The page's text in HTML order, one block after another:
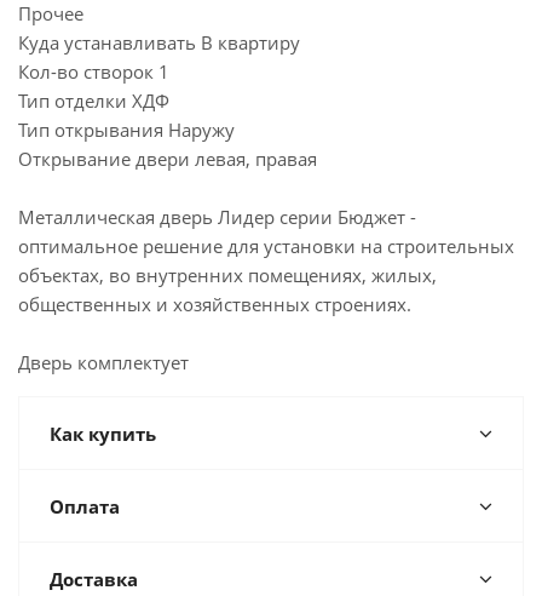
Прочее
Куда устанавливать В квартиру
Кол-во створок 1
Тип отделки ХДФ
Тип открывания Наружу
Открывание двери левая, правая
Металлическая дверь Лидер серии Бюджет -
оптимальное решение для установки на строительных
объектах, во внутренних помещениях, жилых,
общественных и хозяйственных строениях.
Дверь комплектует
Как купить
Оплата
Доставка